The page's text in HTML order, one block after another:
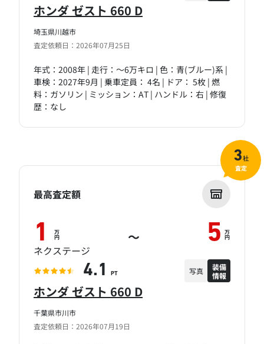
埼玉県川越市
査定依頼日：2026年07月25日
ホンダ ゼスト 660 D
年式：2008年 | 走行：～6万キロ | 色：青(ブルー)系 |
車検：2027年9月 | 乗車定員： 4名 | ドア： 5枚 | 燃
料：ガソリン | ミッション：AT | ハンドル：右 | 修復
歴：なし
千葉県市川市
査定依頼日：2026年07月19日
ホンダ ゼスト 660 D
最高査定額
1 万
円 ～ 5 万
円
ネクステージ
4.1 PT 写真
装備
情報
3社
査定